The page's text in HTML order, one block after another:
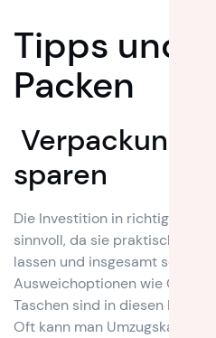
Tipps und
Packen
sparen
Die Investition in richtige
sinnvoll, da sie praktische
lassen und insgesamt sehr
Ausweichoptionen wie
Taschen sind in diesen
Oft kann man Umzugskartons